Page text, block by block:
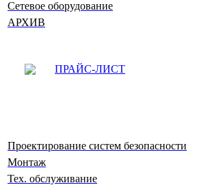
Сетевое оборудование
АРХИВ
ПРАЙС-ЛИСТ
Проектирование систем безопасности
Монтаж
Тех. обслуживание